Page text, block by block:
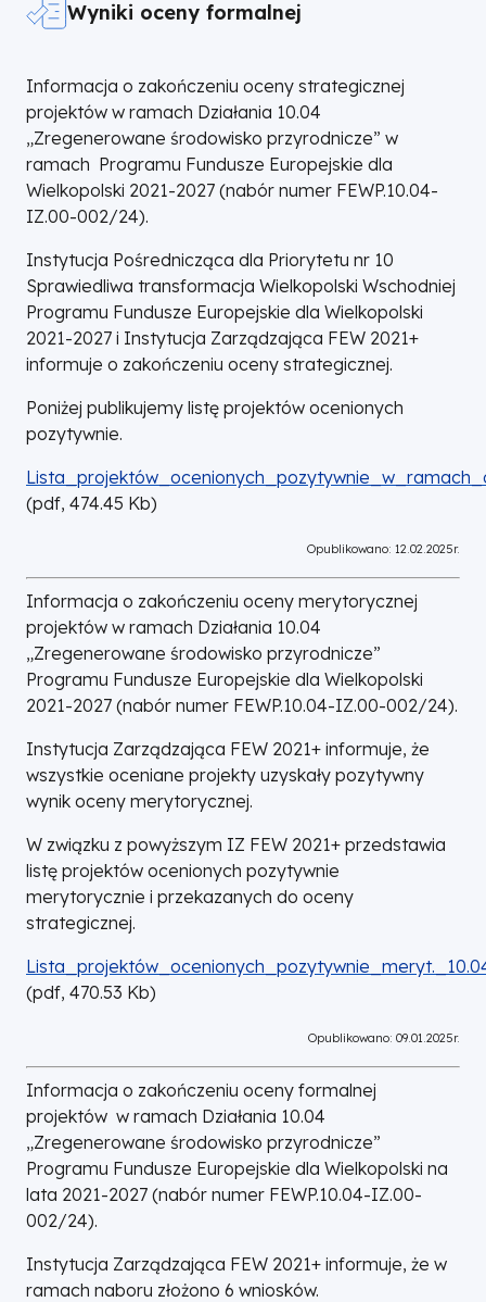
w związku z wejściem w życie Wytycznych
dotyczących kwalifikowalności wydatków na lata
dotyczących realizacji zasad równościowych w
ramach funduszy unijnych na lata 2021–2027 z
10 marca 2025 r.
Jednocześnie zaktualizowany został załącznik
pn. „Kwalifikowalność kosztów, wnioski o płatność
umów o dofinansowanie zawartych od 26 marca
2025 r.
Wyniki oceny formalnej
Informacja o zakończeniu oceny strategicznej
projektów w ramach Działania 10.04
„Zregenerowane środowisko przyrodnicze” w
ramach Programu Fundusze Europejskie dla
Wielkopolski 2021-2027 (nabór numer FEWP.10.04-
IZ.00-002/24).
Instytucja Pośrednicząca dla Priorytetu nr 10
Sprawiedliwa transformacja Wielkopolski Wschodniej
Programu Fundusze Europejskie dla Wielkopolski
2021-2027 i Instytucja Zarządzająca FEW 2021+
informuje o zakończeniu oceny strategicznej.
Poniżej publikujemy listę projektów ocenionych
pozytywnie.
DOKUMENT
(pdf, 474.45 Kb)
Opublikowano: 12.02.2025r.
Informacja o zakończeniu oceny merytorycznej
projektów w ramach Działania 10.04
„Zregenerowane środowisko przyrodnicze”
Programu Fundusze Europejskie dla Wielkopolski
2021-2027 (nabór numer FEWP.10.04-IZ.00-002/24).
Instytucja Zarządzająca FEW 2021+ informuje, że
wszystkie oceniane projekty uzyskały pozytywny
wynik oceny merytorycznej.
W związku z powyższym IZ FEW 2021+ przedstawia
listę projektów ocenionych pozytywnie
merytorycznie i przekazanych do oceny
strategicznej.
DOKUMENT
(pdf, 470.53 Kb)
Opublikowano: 09.01.2025r.
Informacja o zakończeniu oceny formalnej
projektów w ramach Działania 10.04
„Zregenerowane środowisko przyrodnicze”
Programu Fundusze Europejskie dla Wielkopolski na
lata 2021-2027 (nabór numer FEWP.10.04-IZ.00-
002/24).
Instytucja Zarządzająca FEW 2021+ informuje, że w
ramach naboru złożono 6 wniosków.